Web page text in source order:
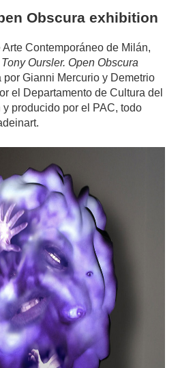
Obscura exhibition
Contemporáneo de Milán,
Tony Oursler. Open Obscura
por Gianni Mercurio y Demetrio
el Departamento de Cultura del
producido por el PAC, todo